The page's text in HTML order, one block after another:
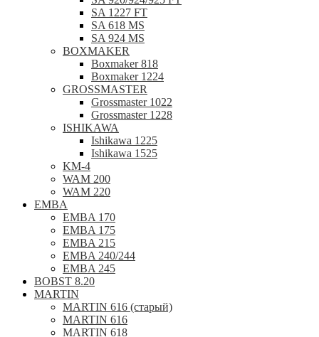
SA 1227 FT
SA 618 MS
SA 924 MS
BOXMAKER
Boxmaker 818
Boxmaker 1224
GROSSMASTER
Grossmaster 1022
Grossmaster 1228
ISHIKAWA
Ishikawa 1225
Ishikawa 1525
KM-4
WAM 200
WAM 220
EMBA
EMBA 170
EMBA 175
EMBA 215
EMBA 240/244
EMBA 245
BOBST 8.20
MARTIN
MARTIN 616 (старый)
MARTIN 616
MARTIN 618